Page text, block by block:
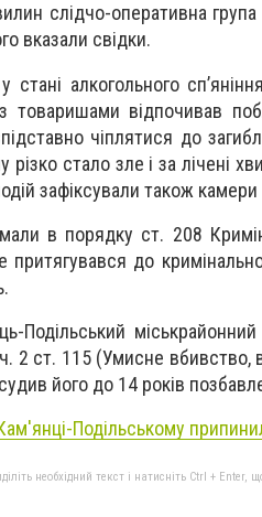
слідчо-оперативна
вказали свідки.
стані алкогольного
товаришами відпочивав
чіплятися до
різко стало зле і за лічені
зафіксували також
в порядку ст. 208
притягувався до
Подільський
2 ст. 115 (Умисне вбивство,
його до 14 років
Подільському
необхідний текст і натисніть Ctrl + Enter,